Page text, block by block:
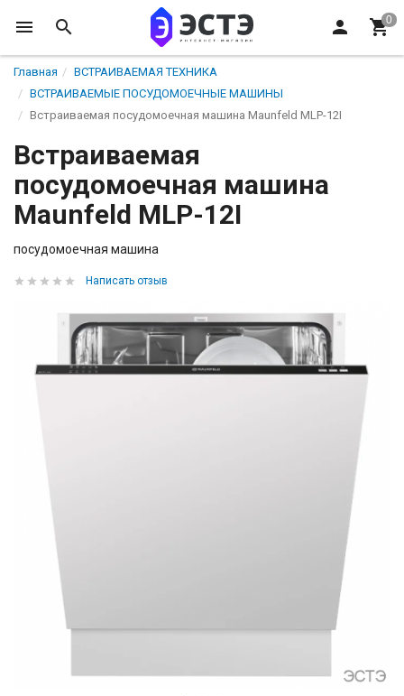
Главная
ВСТРАИВАЕМАЯ ТЕХНИКА
ВСТРАИВАЕМЫЕ ПОСУДОМОЕЧНЫЕ МАШИНЫ
Встраиваемая посудомоечная машина Maunfeld MLP-12I
Встраиваемая
посудомоечная машина
Maunfeld MLP-12I
посудомоечная машина
Написать отзыв